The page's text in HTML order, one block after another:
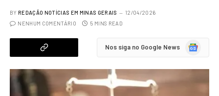
BY REDAÇÃO NOTÍCIAS EM MINAS GERAIS
12/04/2026
NENHUM COMENTÁRIO
5 MINS READ
Nos siga no Google News
Google